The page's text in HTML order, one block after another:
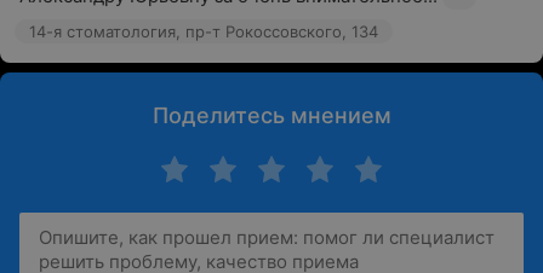
14-я стоматология, пр-т Рокоссовского, 134
Поделитесь мнением